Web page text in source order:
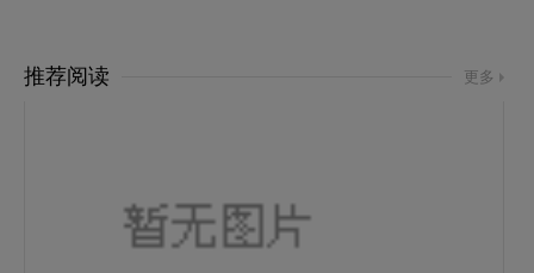
推荐阅读 更多